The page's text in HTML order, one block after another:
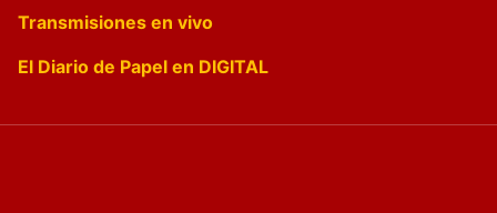
Transmisiones en vivo
El Diario de Papel en DIGITAL